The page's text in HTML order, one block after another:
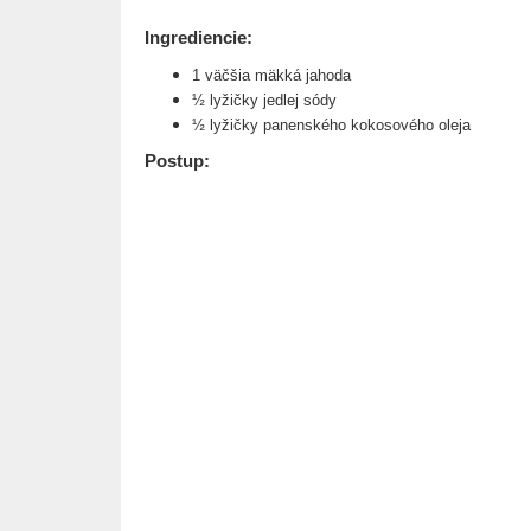
Ingrediencie:
1 väčšia mäkká jahoda
½ lyžičky jedlej sódy
½ lyžičky panenského kokosového oleja
Postup: